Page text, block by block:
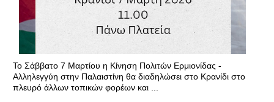
Το Σάββατο 7 Μαρτίου η Κίνηση Πολιτών Ερμιονίδας -
Αλληλεγγύη στην Παλαιστίνη θα διαδηλώσει στο Κρανίδι στο
πλευρό άλλων τοπικών φορέων και ...